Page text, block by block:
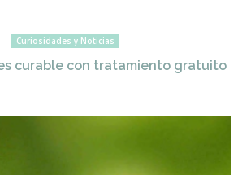
Curiosidades y Noticias
curable con tratamiento gratuito